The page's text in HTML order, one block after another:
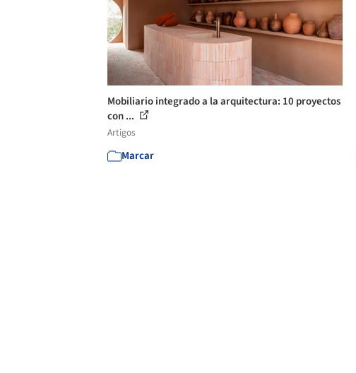
Mobiliario integrado a la arquitectura: 10 proyectos
con ...
Artigos
Marcar